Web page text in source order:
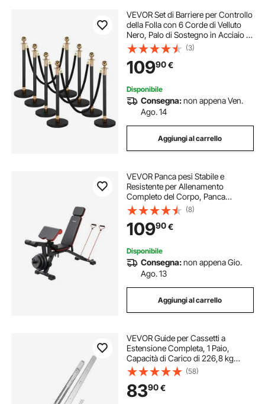
VEVOR Set di Barriere per Controllo
della Folla con 6 Corde di Velluto
Nero, Palo di Sostegno in Acciaio al
Carbonio Resistente con Base Cava
per Teatro, Feste, Matrimoni,
Mostre, Eventi, Nero
(3)
10990€
Disponibile
Consegna:non appena Ven.
Ago. 14
Aggiungi al carrello
VEVOR Panca pesi Stabile e
Resistente per Allenamento
Completo del Corpo, Panca
Regolabile per Esercizi, per
Allenamento Forza con Estensione
Gambe, Cuscinetto Antiscivolo
Predicatore 363 kg
(8)
10990€
Disponibile
Consegna:non appena Gio.
Ago. 13
Aggiungi al carrello
VEVOR Guide per Cassetti a
Estensione Completa, 1 Paio,
Capacità di Carico di 226,8 kg
Binario per Cassetti con
Bloccaggio, Cuscinetti a Sfera con
Guida Scorrevole, Lunghezza
Estensione 1422 mm
(58)
8390€